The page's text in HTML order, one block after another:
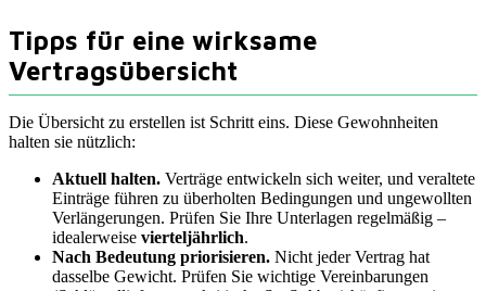
Tipps für eine wirksame
Vertragsübersicht
Die Übersicht zu erstellen ist Schritt eins. Diese Gewohnheiten
halten sie nützlich:
Aktuell halten. Verträge entwickeln sich weiter, und veraltete
Einträge führen zu überholten Bedingungen und ungewollten
Verlängerungen. Prüfen Sie Ihre Unterlagen regelmäßig –
idealerweise vierteljährlich.
Nach Bedeutung priorisieren. Nicht jeder Vertrag hat
dasselbe Gewicht. Prüfen Sie wichtige Vereinbarungen